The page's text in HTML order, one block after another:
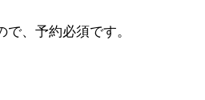
、予約必須です。